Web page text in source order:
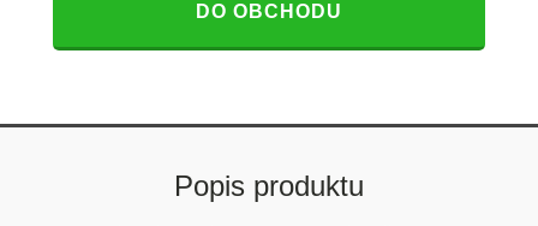
DO OBCHODU
Popis produktu